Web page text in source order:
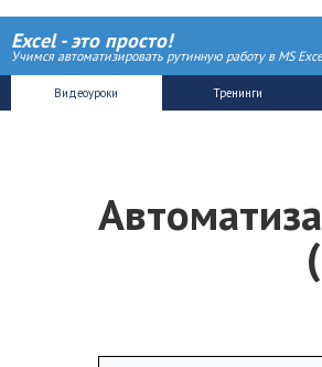
Excel - это просто!
Учимся автоматизировать рутинную работу в MS